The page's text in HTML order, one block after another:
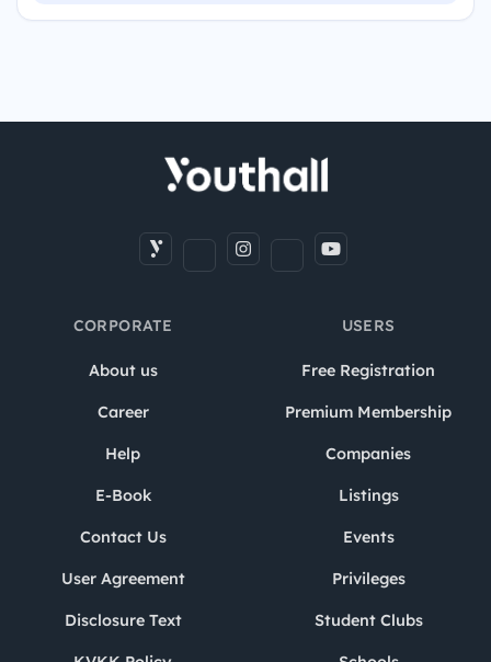
CORPORATE
About us
Career
Help
E-Book
Contact Us
User Agreement
Disclosure Text
USERS
Free Registration
Premium Membership
Companies
Listings
Events
Privileges
Student Clubs